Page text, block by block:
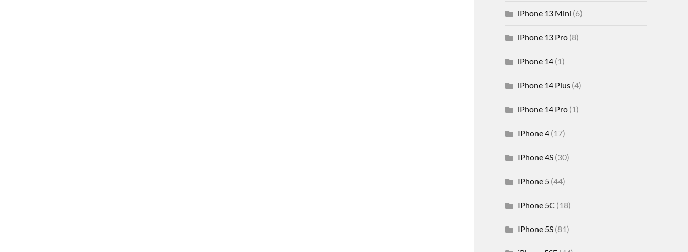
iPhone 13 Mini (6)
iPhone 13 Pro(8)
iPhone 14(1)
iPhone 14 Plus(4)
iPhone 14 Pro(1)
IPhone 4(17)
IPhone 4S(30)
IPhone 5(44)
IPhone 5C (18)
IPhone 5S(81)